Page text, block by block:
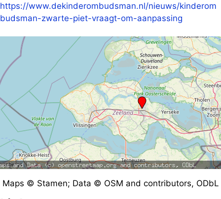
https://www.dekinderombudsman.nl/nieuws/kinderom
budsman-zwarte-piet-vraagt-om-aanpassing
Maps © Stamen; Data © OSM and contributors, ODbL